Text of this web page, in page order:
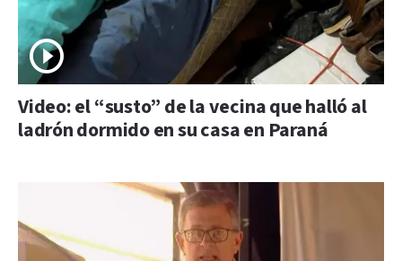
Video: el “susto” de la vecina que halló al
ladrón dormido en su casa en Paraná